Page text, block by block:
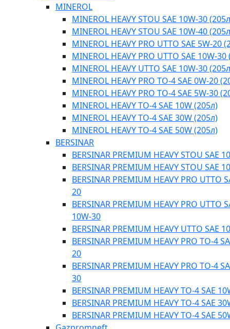
MINEROL
MINEROL HEAVY STOU SAE 10W-30
MINEROL HEAVY STOU SAE 10W-40
MINEROL HEAVY PRO UTTO SAE 5W-20
MINEROL HEAVY PRO UTTO SAE 10W-30
MINEROL HEAVY UTTO SAE 10W-30
MINEROL HEAVY PRO TO-4 SAE 0W-20
MINEROL HEAVY PRO TO-4 SAE 5W-30
MINEROL HEAVY TO-4 SAE 10W (205л)
MINEROL HEAVY TO-4 SAE 30W (205л)
MINEROL HEAVY TO-4 SAE 50W (205л)
BERSINAR
BERSINAR PREMIUM HEAVY STOU SAE
BERSINAR PREMIUM HEAVY STOU SAE
BERSINAR PREMIUM HEAVY PRO UTTO
20
BERSINAR PREMIUM HEAVY PRO UTTO
10W-30
BERSINAR PREMIUM HEAVY UTTO SAE
BERSINAR PREMIUM HEAVY PRO TO-4
20
BERSINAR PREMIUM HEAVY PRO TO-4
30
BERSINAR PREMIUM HEAVY TO-4 SAE
BERSINAR PREMIUM HEAVY TO-4 SAE
BERSINAR PREMIUM HEAVY TO-4 SAE